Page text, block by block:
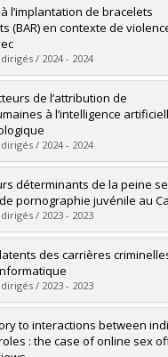
Mayleen
dans Papyrus
l’implantation de bracelets
(BAR) en contexte de
/ 2024 - 2024
Marie
dans Papyrus
de l’attribution de
à l’intelligence
/ 2024 - 2024
Juliette
dans Papyrus
déterminants de la peine
pornographie juvénile au
/ 2023 - 2023
Arianne
dans Papyrus
des carrières
/ 2023 - 2023
to interactions between
: the case of online sex